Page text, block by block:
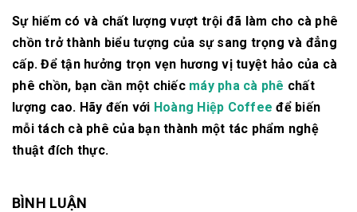
Sự hiếm có và chất lượng vượt trội đã làm cho cà phê
chồn trở thành biểu tượng của sự sang trọng và đẳng
cấp. Để tận hưởng trọn vẹn hương vị tuyệt hảo của cà
phê chồn, bạn cần một chiếc máy pha cà phê chất
lượng cao. Hãy đến với Hoàng Hiệp Coffee để biến
mỗi tách cà phê của bạn thành một tác phẩm nghệ
thuật đích thực.
BÌNH LUẬN